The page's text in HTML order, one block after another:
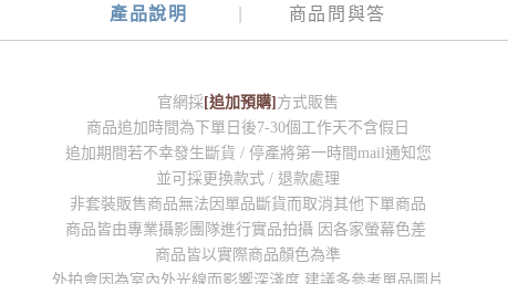
產品說明 商品問與答
官網採 [追加預購] 方式販售
商品追加時間為下單日後7-30個工作天不含假日
追加期間若不幸發生斷貨 / 停產將第一時間mail通知您
並可採更換款式 / 退款處理
非套裝販售商品無法因單品斷貨而取消其他下單商品
商品皆由專業攝影團隊進行實品拍攝 因各家螢幕色差
商品皆以實際商品顏色為準
外拍會因為室內外光線而影響深淺度 建議多參考單品圖片